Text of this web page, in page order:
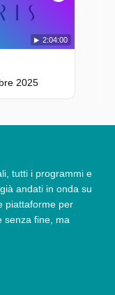
2:04:00
2025
tutti i programmi e
andati in onda su
piattaforme per
senza fine, ma